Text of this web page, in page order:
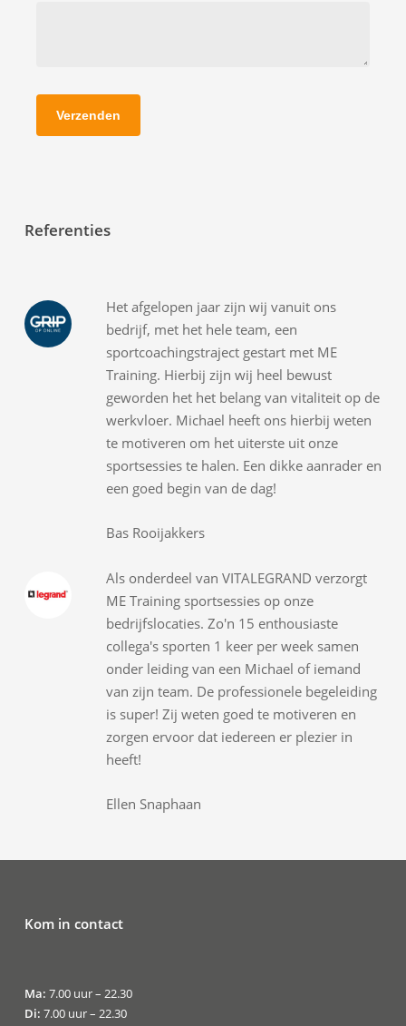
Referenties
Het afgelopen jaar zijn wij vanuit ons
bedrijf, met het hele team, een
sportcoachingstraject gestart met ME
Training. Hierbij zijn wij heel bewust
geworden het het belang van vitaliteit op de
werkvloer. Michael heeft ons hierbij weten
te motiveren om het uiterste uit onze
sportsessies te halen. Een dikke aanrader en
een goed begin van de dag!
Bas Rooijakkers
Als onderdeel van VITALEGRAND verzorgt
ME Training sportsessies op onze
bedrijfslocaties. Zo'n 15 enthousiaste
collega's sporten 1 keer per week samen
onder leiding van een Michael of iemand
van zijn team. De professionele begeleiding
is super! Zij weten goed te motiveren en
zorgen ervoor dat iedereen er plezier in
heeft!
Ellen Snaphaan
Kom in contact
Ma: 7.00 uur – 22.30
Di: 7.00 uur – 22.30